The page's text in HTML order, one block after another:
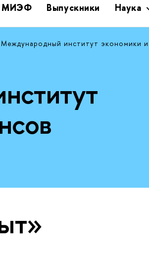
МИЭФ Выпускники
Наука
Международный институт экономики